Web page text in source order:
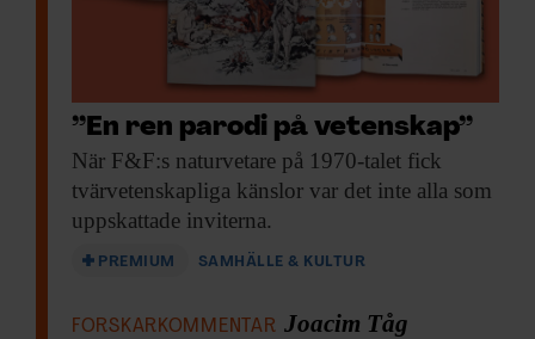
”En ren parodi på vetenskap”
När F&F:s naturvetare på 1970-talet fick
tvärvetenskapliga känslor var det inte alla som
uppskattade inviterna.
PREMIUM SAMHÄLLE & KULTUR
FORSKARKOMMENTAR Joacim Tåg